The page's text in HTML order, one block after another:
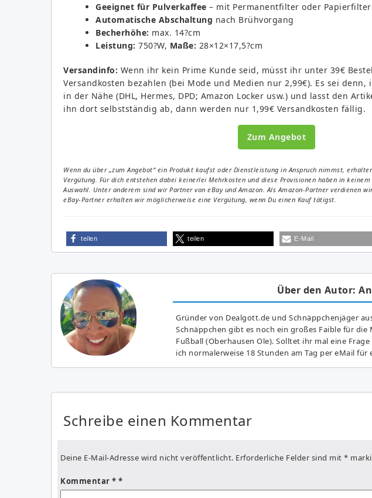
Geeignet für Pulverkaffee – mit Permanentfilter oder Papierfilter
Automatische Abschaltung nach Brühvorgang
Becherhöhe: max. 14?cm
Leistung: 750?W, Maße: 28×12×17,5?cm
Versandinfo: Wenn ihr kein Prime Kunde seid, müsst ihr unter 39€
Versandkosten bezahlen (bei Mode und Medien nur 2,99€). Es sei
in der Nähe (DHL, Hermes, DPD; Amazon Locker usw.) und lasst den
ihn dort selbstständig ab, dann werden nur 1,99€ Versandkosten fällig.
Zum Angebot
Wenn du über „zum Angebot“ ein Produkt kaufst oder Dienstleistung in Anspruch nimmst,
Vergütung. Für dich entstehen dabei keinerlei Mehrkosten und diese Provisionen haben in
Auswahl. Unter anderem sind wir Partner von eBay und Amazon. Als Amazon-Partner verdienen
eBay-Partner erhalten wir möglicherweise eine Vergütung, wenn Du einen Kauf tätigst.
teilen teilen E-Mail
Über den Autor:
Gründer von Dealgott.de und Schnäppchenjäger
Schnäppchen gibt es noch ein großes Fai­ble für die
Fußball (Oberhausen Ole). Solltet ihr mal eine
ich normalerweise 18 Stunden am Tag per eMail für
Schreibe einen Kommentar
Deine E-Mail-Adresse wird nicht veröffentlicht. Erforderliche Felder sind mit *
Kommentar *